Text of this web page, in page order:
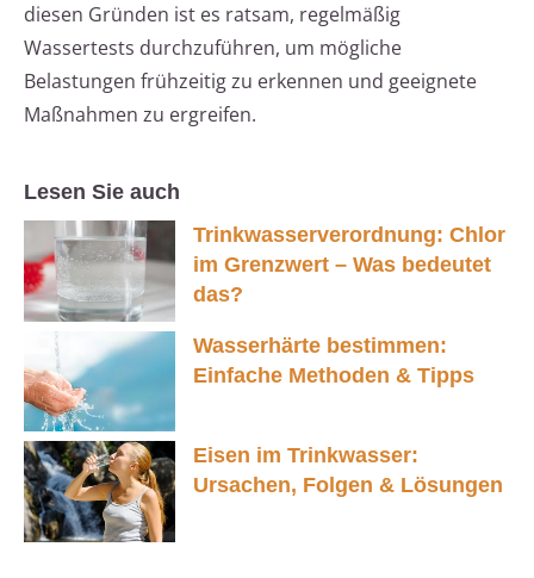
diesen Gründen ist es ratsam, regelmäßig
Wassertests durchzuführen, um mögliche
Belastungen frühzeitig zu erkennen und geeignete
Maßnahmen zu ergreifen.
Lesen Sie auch
Trinkwasserverordnung: Chlor
im Grenzwert – Was bedeutet
das?
Wasserhärte bestimmen:
Einfache Methoden & Tipps
Eisen im Trinkwasser:
Ursachen, Folgen & Lösungen